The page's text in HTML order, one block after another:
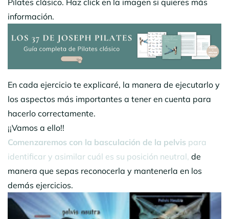
información.
En cada ejercicio te explicaré, la manera de ejecutarlo y
los aspectos más importantes a tener en cuenta para
hacerlo correctamente.
¡¡Vamos a ello!!
Comenzaremos con la basculación de la pelvis para
identificar y asimilar cuál es su posición neutral, de
manera que sepas reconocerla y mantenerla en los
demás ejercicios.